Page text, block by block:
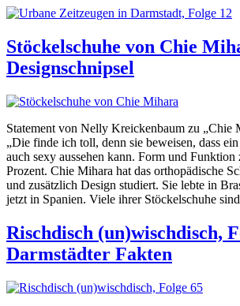
Stöckelschuhe von Chie
Designschnipsel
Statement von Nelly Kreickenbaum zu „Chie
„Die finde ich toll, denn sie beweisen, dass
auch sexy aussehen kann. Form und
Prozent. Chie Mihara hat das orthopädische
und zusätzlich Design studiert. Sie lebte in
jetzt in Spanien. Viele ihrer Stöckelschuhe
Rischdisch (un)wischdisch,
Darmstädter Fakten